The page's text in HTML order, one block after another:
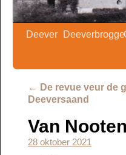
Deever Deeverbrogge
← De revue veur de
Deeversaand
Van
28 oktober 2021